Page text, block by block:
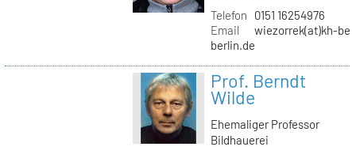
Telefon
0151 16254976
Email
wiezorrek(at)kh-
berlin.de
Prof. Berndt
Wilde
Ehemaliger Professor
Bildhauerei